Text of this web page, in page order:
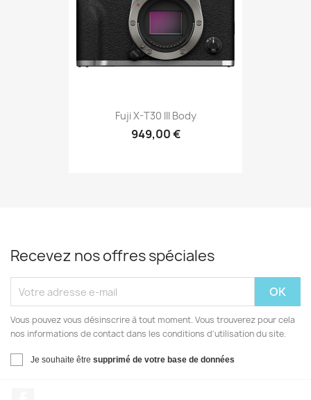
Fuji X-T30 III Body
949,00 €
Recevez nos offres spéciales
Vous pouvez vous désinscrire à tout moment. Vous trouverez pour cela
nos informations de contact dans les conditions d'utilisation du site.
Je souhaite être supprimé de votre base de données